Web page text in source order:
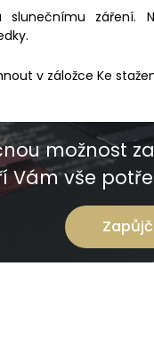
záření.
v záložce Ke
možnost
Vám vše